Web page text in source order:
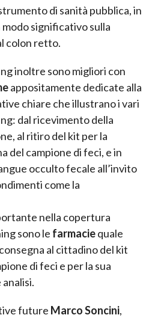
di sanità pubblica, in
significativo sulla
colon retto.
inoltre sono migliori con
appositamente dedicate alla
chiare che illustrano i vari
dal ricevimento della
al ritiro del kit per la
del campione di feci, e in
occulto fecale all’invito
come la
nella copertura
sono le farmaciequale
al cittadino del kit
di feci e per la sua
future Marco Soncini,